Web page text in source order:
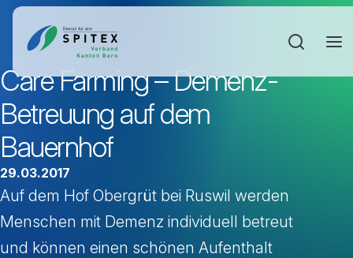
Care Farming – Demenz-
Betreuung auf dem
Bauernhof
29.03.2017
Auf dem Hof Obergrüt bei Ruswil werden
Menschen mit Demenz individuell betreut
und können einen schönen Aufenthalt